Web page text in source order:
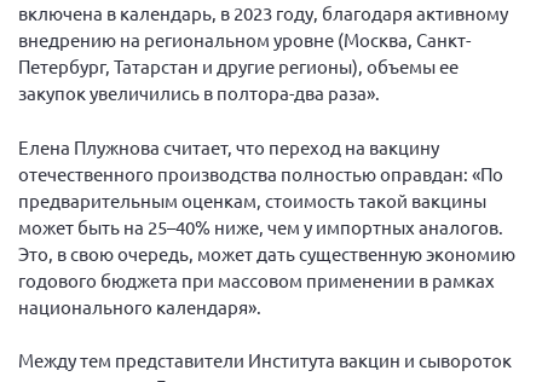
включена в календарь, в 2023 году, благодаря активному
внедрению на региональном уровне (Москва, Санкт-
Петербург, Татарстан и другие регионы), объемы ее
закупок увеличились в полтора-два раза».
Елена Плужнова считает, что переход на вакцину
отечественного производства полностью оправдан: «По
предварительным оценкам, стоимость такой вакцины
может быть на 25–40% ниже, чем у импортных аналогов.
Это, в свою очередь, может дать существенную экономию
годового бюджета при массовом применении в рамках
национального календаря».
Между тем представители Института вакцин и сывороток